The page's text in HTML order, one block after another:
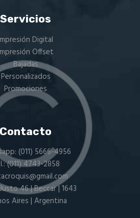
Servicios
Digital
Offset
Bajadas
Personalizados
Promociones
Contacto
(011) 5666-4956
(011) 4743-2858
46 | Beccar | 1643
Aires | Argentina